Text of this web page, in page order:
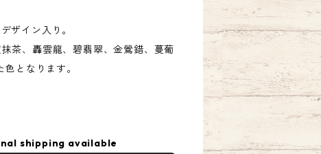
ザイン入り。
茶、轟雲龍、碧翡翠、金鶯錯、蔓葡
となります。
shipping available